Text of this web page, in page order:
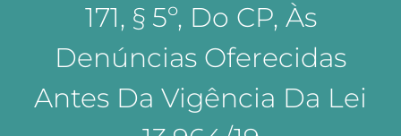
171, § 5º, Do CP, Às
Denúncias Oferecidas
Antes Da Vigência Da Lei